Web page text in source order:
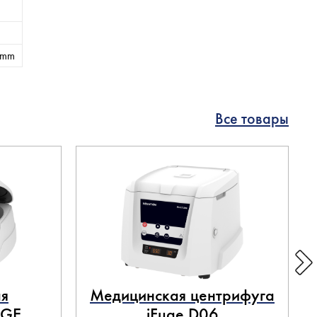
Все товары
Медицинская центрифуга